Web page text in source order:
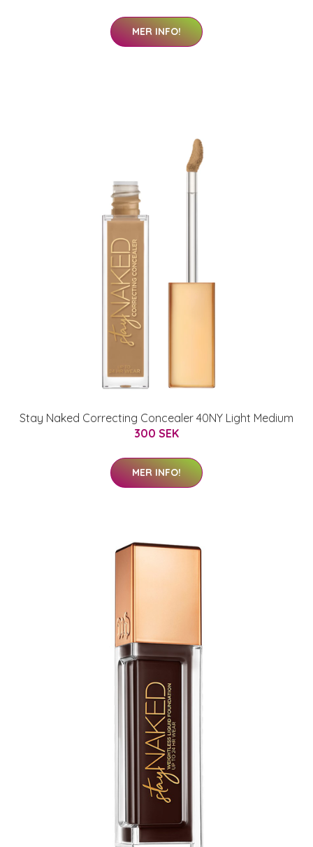
MER INFO!
Stay Naked Correcting Concealer 40NY Light Medium
300 SEK
MER INFO!